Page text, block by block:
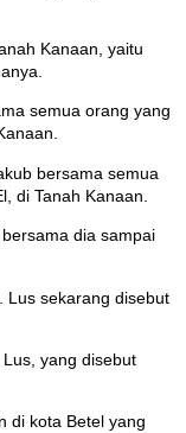
Kanaan, yaitu
semua orang yang
bersama semua
di Tanah Kanaan.
dia sampai
Lus sekarang disebut
yang disebut
di kota Betel yang